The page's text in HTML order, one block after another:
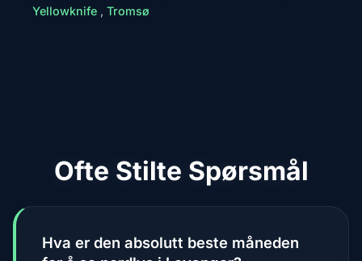
Yellowknife , Tromsø
Ofte Stilte Spørsmål
Hva er den absolutt beste måneden